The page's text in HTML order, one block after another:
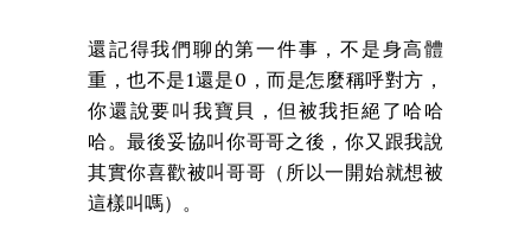
還記得我們聊的第一件事，不是身高體
重，也不是1還是0，而是怎麼稱呼對方，
你還說要叫我寶貝，但被我拒絕了哈哈
哈。最後妥協叫你哥哥之後，你又跟我說
其實你喜歡被叫哥哥（所以一開始就想被
這樣叫嗎）。